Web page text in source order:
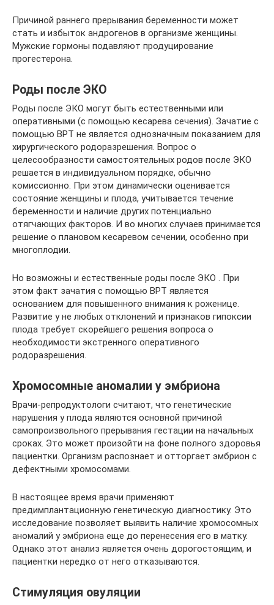
Причиной раннего прерывания беременности может
стать и избыток андрогенов в организме женщины.
Мужские гормоны подавляют продуцирование
прогестерона.
Роды после ЭКО
Роды после ЭКО могут быть естественными или
оперативными (с помощью кесарева сечения). Зачатие с
помощью ВРТ не является однозначным показанием для
хирургического родоразрешения. Вопрос о
целесообразности самостоятельных родов после ЭКО
решается в индивидуальном порядке, обычно
комиссионно. При этом динамически оценивается
состояние женщины и плода, учитывается течение
беременности и наличие других потенциально
отягчающих факторов. И во многих случаев принимается
решение о плановом кесаревом сечении, особенно при
многоплодии.
Но возможны и естественные роды после ЭКО . При
этом факт зачатия с помощью ВРТ является
основанием для повышенного внимания к роженице.
Развитие у не любых отклонений и признаков гипоксии
плода требует скорейшего решения вопроса о
необходимости экстренного оперативного
родоразрешения.
Хромосомные аномалии у эмбриона
Врачи-репродуктологи считают, что генетические
нарушения у плода являются основной причиной
самопроизвольного прерывания гестации на начальных
сроках. Это может произойти на фоне полного здоровья
пациентки. Организм распознает и отторгает эмбрион с
дефектными хромосомами.
В настоящее время врачи применяют
предимплантационную генетическую диагностику. Это
исследование позволяет выявить наличие хромосомных
аномалий у эмбриона еще до перенесения его в матку.
Однако этот анализ является очень дорогостоящим, и
пациентки нередко от него отказываются.
Стимуляция овуляции